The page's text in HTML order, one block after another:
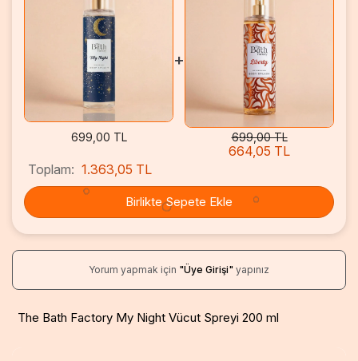
699,00 TL
+
699,00 TL
664,05 TL
Toplam: 1.363,05 TL
Birlikte Sepete Ekle
Yorum yapmak için "Üye Girişi" yapınız
The Bath Factory My Night Vücut Spreyi 200 ml